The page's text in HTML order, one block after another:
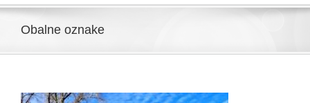
Obalne oznake